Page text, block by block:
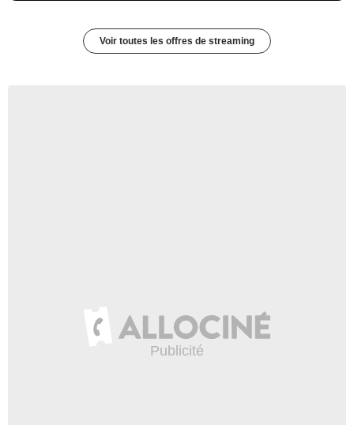
Voir toutes les offres de streaming